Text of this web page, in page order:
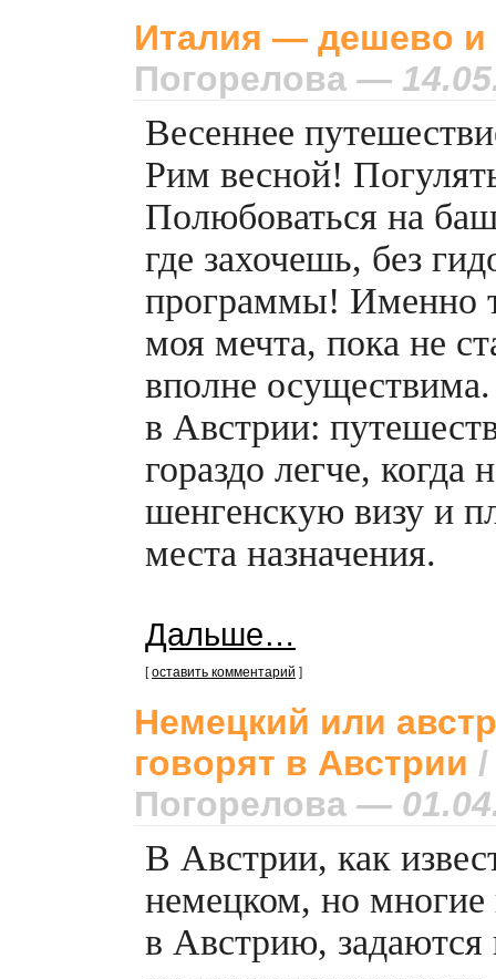
Италия — дешево и
Погорелова —
Весеннее
Рим весной!
Полюбоваться на
где захочешь, без
программы! Именно
моя мечта, пока не
вполне
в Австрии:
гораздо легче, когда
шенгенскую визу и
места назначения.
Дальше…
[оставить комментарий ]
Немецкий или
говорят в Австрии
Погорелова —
В Австрии, как
немецком, но многие
в Австрию,